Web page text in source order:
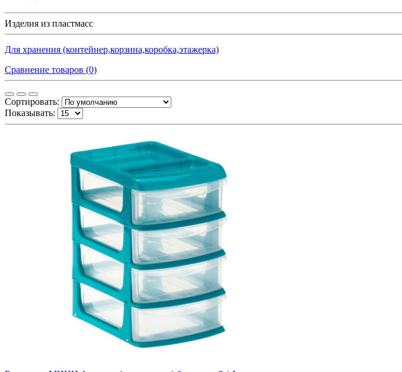
Изделия из пластмасс
Для хранения (контейнер,корзина,коробка,этажерка)
Сравнение товаров (0)
Сортировать:
Показывать: